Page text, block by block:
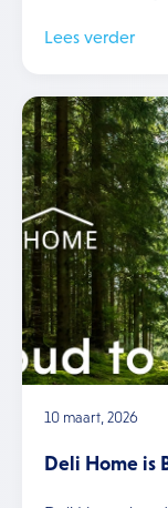
Lees verder
10 maart, 2026
Deli Home is